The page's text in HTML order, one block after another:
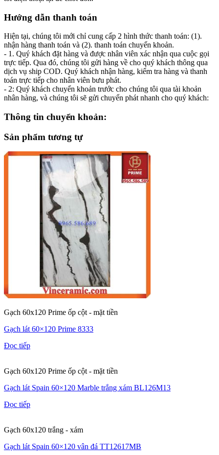
Hướng dẫn thanh toán
Hiện tại, chúng tôi mới chỉ cung cấp 2 hình thức thanh toán: (1).
nhận hàng thanh toán và (2). thanh toán chuyển khoản.
- 1. Quý khách đặt hàng và được nhân viên xác nhận qua cuộc gọi
trực tiếp. Qua đó, chúng tôi gửi hàng về cho quý khách thông qua
dịch vụ ship COD. Quý khách nhận hàng, kiểm tra hàng và thanh
toán trực tiếp cho nhân viên bưu phát.
- 2: Quý khách chuyển khoản trước cho chúng tôi qua tài khoản
nhân hàng, và chúng tôi sẽ gửi chuyển phát nhanh cho quý khách:
Thông tin chuyển khoản:
Sản phẩm tương tự
Gạch 60x120 Prime ốp cột - mặt tiền
Gạch lát 60×120 Prime 8333
Đọc tiếp
Gạch 60x120 Prime ốp cột - mặt tiền
Gạch lát Spain 60×120 Marble trắng xám BL126M13
Đọc tiếp
Gạch 60x120 trắng - xám
Gạch lát Spain 60×120 vân đá TT12617MB